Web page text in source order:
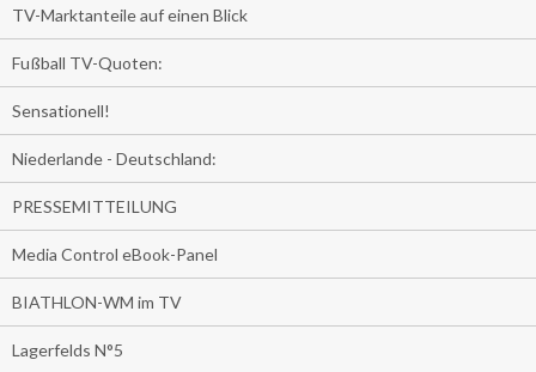
TV-Marktanteile auf einen Blick
Fußball TV-Quoten:
Sensationell!
Niederlande - Deutschland:
PRESSEMITTEILUNG
Media Control eBook-Panel
BIATHLON-WM im TV
Lagerfelds N°5